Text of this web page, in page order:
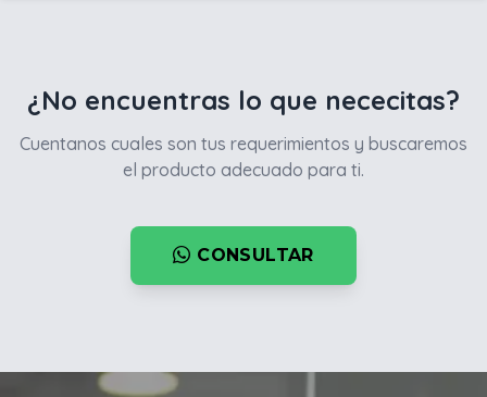
¿No encuentras lo que nececitas?
Cuentanos cuales son tus requerimientos y buscaremos
el producto adecuado para ti.
CONSULTAR